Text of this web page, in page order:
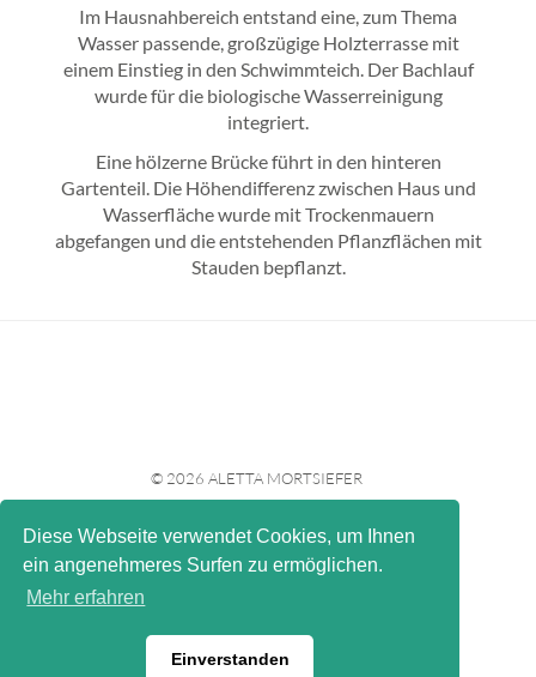
Diese Webseite verwendet Cookies, um Ihnen
ein angenehmeres Surfen zu ermöglichen.
Mehr erfahren
Einverstanden
Im Hausnahbereich entstand eine, zum Thema
Wasser passende, großzügige Holzterrasse mit
einem Einstieg in den Schwimmteich. Der Bachlauf
wurde für die biologische Wasserreinigung
integriert.
Eine hölzerne Brücke führt in den hinteren
Gartenteil. Die Höhendifferenz zwischen Haus und
Wasserfläche wurde mit Trockenmauern
abgefangen und die entstehenden Pflanzflächen mit
Stauden bepflanzt.
© 2026 ALETTA MORTSIEFER
IMPRESSUM
KONTAKT